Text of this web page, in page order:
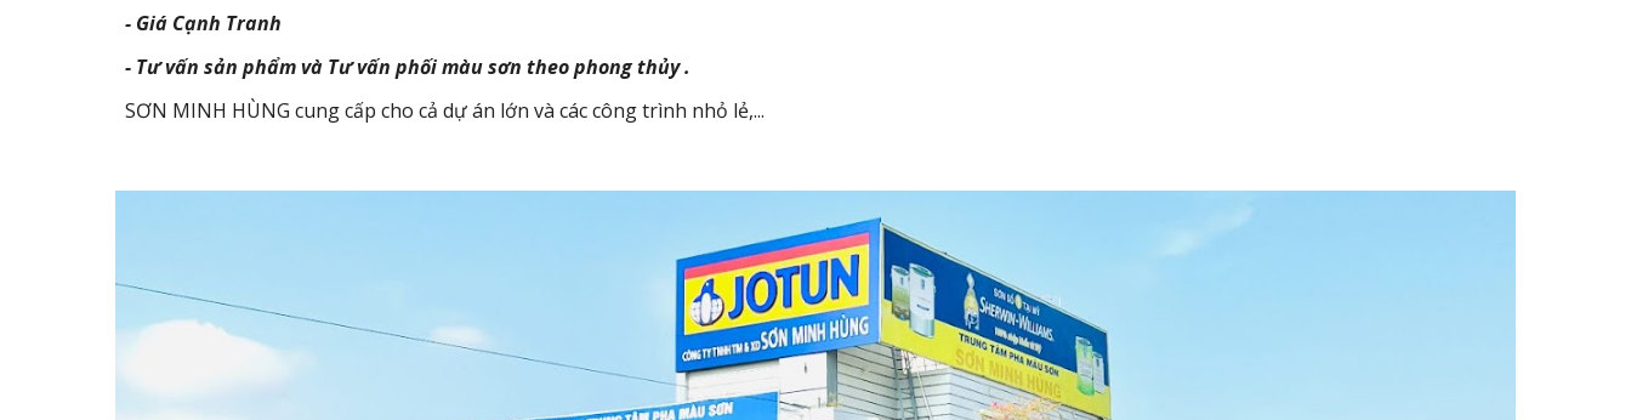
- Giá Cạnh Tranh
- Tư vấn sản phẩm và Tư vấn phối màu sơn theo phong thủy .
SƠN MINH HÙNG cung cấp cho cả dự án lớn và các công trình nhỏ lẻ,...